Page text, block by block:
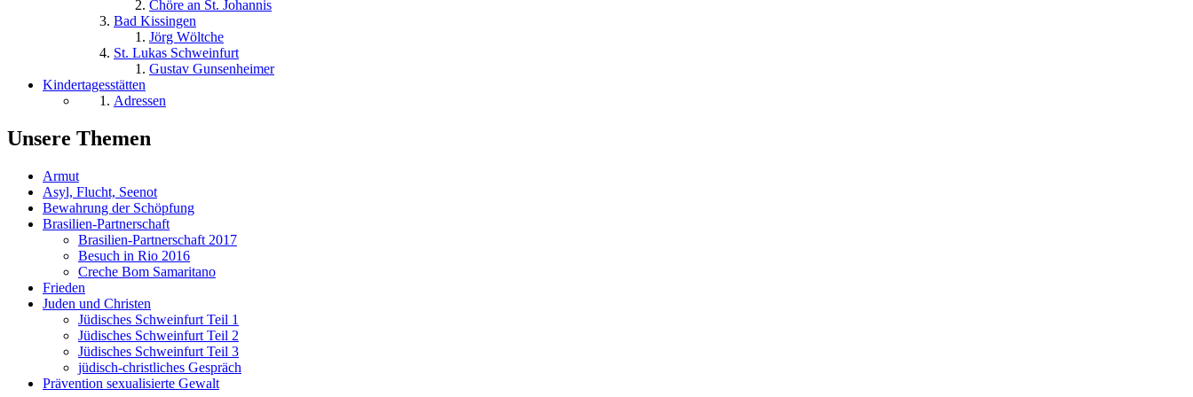
Chöre an St. Johannis
Bad Kissingen
Jörg Wöltche
St. Lukas Schweinfurt
Gustav Gunsenheimer
Kindertagesstätten
Adressen
Unsere Themen
Armut
Asyl, Flucht, Seenot
Bewahrung der Schöpfung
Brasilien-Partnerschaft
Brasilien-Partnerschaft 2017
Besuch in Rio 2016
Creche Bom Samaritano
Frieden
Juden und Christen
Jüdisches Schweinfurt Teil 1
Jüdisches Schweinfurt Teil 2
Jüdisches Schweinfurt Teil 3
jüdisch-christliches Gespräch
Prävention sexualisierte Gewalt